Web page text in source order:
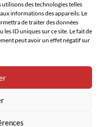
des technologies telles
informations des appareils. Le
de traiter des données
ID uniques sur ce site. Le fait de
peut avoir un effet négatif sur
aux Grandes Écoles
MAUBOUSSIN